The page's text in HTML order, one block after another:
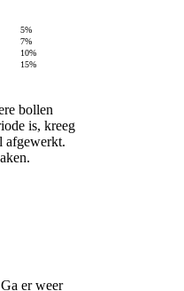
5%
7%
10%
15%
bollen
is, kreeg
afgewerkt.
er weer